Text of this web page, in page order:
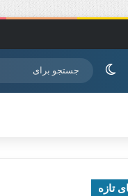
تغییر پوسته
تازه